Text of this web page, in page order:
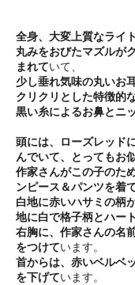
全身、大変上質なライ
丸みをおびたマズルが
まれていて、
少し垂れ気味の丸いお
クリクリとした特徴的
黒い糸によるお鼻とニ
頭には、ローズレッド
んでいて、とってもお
作家さんがこの子のた
ンピース＆パンツを着
白地に赤いハサミの柄
地に白で格子柄とハー
右胸に、作家さんの名
をつけています。
首からは、赤いベルベ
を下げています。